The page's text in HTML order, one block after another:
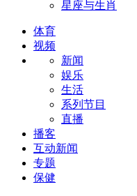
星座与生肖
体育
视频
新闻
娱乐
生活
系列节目
直播
播客
互动新闻
专题
保健